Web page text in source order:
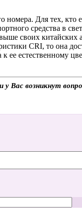
Для тех, кто
средства в
своих китайских
CRI, то она
естественному
Вас возникнут